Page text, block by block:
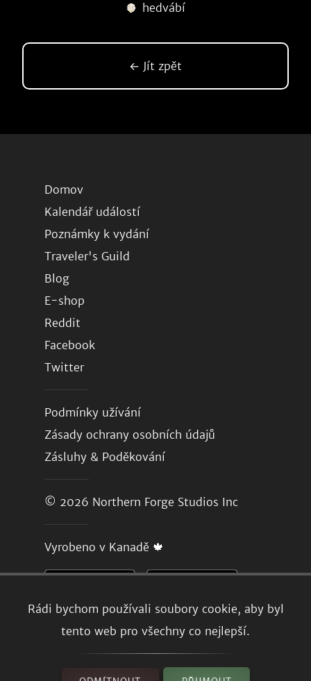
Rádi bychom používali soubory cookie, aby byl
tento web pro všechny co nejlepší.
hedvábí
← Jít zpět
Domov
Kalendář událostí
Poznámky k vydání
Traveler's Guild
Blog
E-shop
Reddit
Facebook
Twitter
Podmínky užívání
Zásady ochrany osobních údajů
Zásluhy & Poděkování
© 2026 Northern Forge Studios Inc
Vyrobeno v Kanadě 🍁